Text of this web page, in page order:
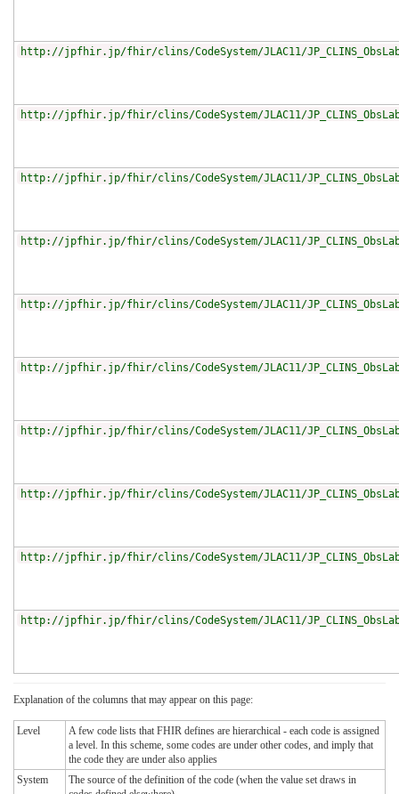
http://jpfhir.jp/fhir/clins/CodeSystem/JLAC11/
http://jpfhir.jp/fhir/clins/CodeSystem/JLAC11/
http://jpfhir.jp/fhir/clins/CodeSystem/JLAC11/
http://jpfhir.jp/fhir/clins/CodeSystem/JLAC11/
http://jpfhir.jp/fhir/clins/CodeSystem/JLAC11/
http://jpfhir.jp/fhir/clins/CodeSystem/JLAC11/
http://jpfhir.jp/fhir/clins/CodeSystem/JLAC11/
http://jpfhir.jp/fhir/clins/CodeSystem/JLAC11/
http://jpfhir.jp/fhir/clins/CodeSystem/JLAC11/
http://jpfhir.jp/fhir/clins/CodeSystem/JLAC11/
Explanation of the columns that may appear on this page:
Level
A few code lists that FHIR defines are hierarchical - each code is assigned
a level. In this scheme, some codes are under other codes, and imply that
the code they are under also applies
System
The source of the definition of the code (when the value set draws in